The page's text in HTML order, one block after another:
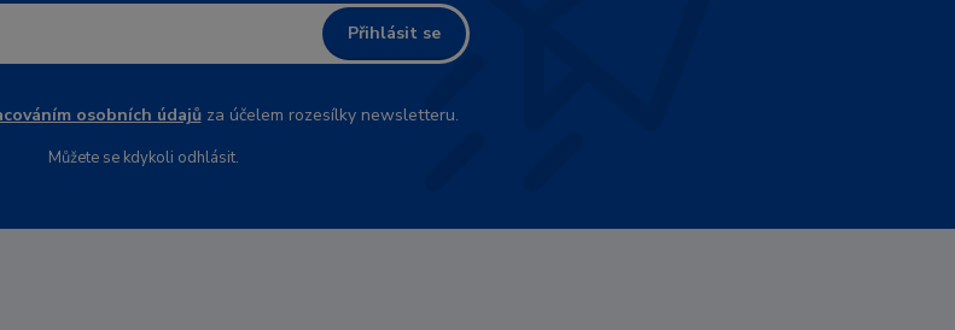
Přihlásit se
osobních údajůza účelem rozesílky newsletteru.
Můžete se kdykoli odhlásit.